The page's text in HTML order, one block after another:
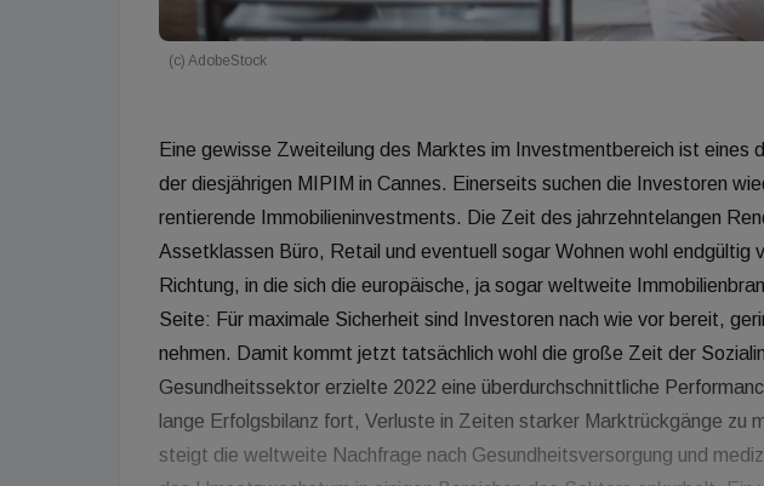
(c) AdobeStock
Eine gewisse Zweiteilung des Marktes im Investmentbereich ist eines
der diesjährigen MIPIM in Cannes. Einerseits suchen die Investoren
rentierende Immobilieninvestments. Die Zeit des jahrzehntelangen
Assetklassen Büro, Retail und eventuell sogar Wohnen wohl endgültig
Richtung, in die sich die europäische, ja sogar weltweite
Seite: Für maximale Sicherheit sind Investoren nach wie vor bereit,
nehmen. Damit kommt jetzt tatsächlich wohl die große Zeit der
Gesundheitssektor erzielte 2022 eine überdurchschnittliche
lange Erfolgsbilanz fort, Verluste in Zeiten starker Marktrückgänge zu
steigt die weltweite Nachfrage nach Gesundheitsversorgung und